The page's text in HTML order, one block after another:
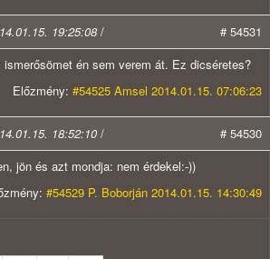
19:25:08 /
# 54531
ismerősömet én sem verem át. Ez dicséretes?
Előzmény: #54525 Amsel 2014.01.15. 07:06:23
18:52:10 /
# 54530
jön és azt mondja: nem érdekel:-))
#54529 P. Boborján 2014.01.15. 14:30:49